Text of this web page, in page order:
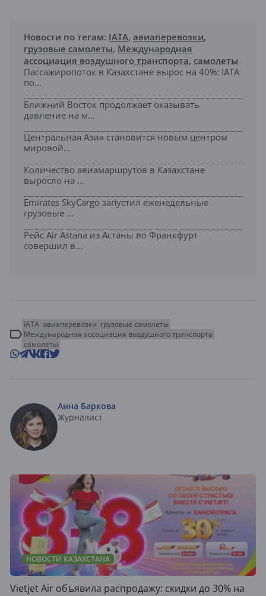
Новости по тегам: IATA, авиаперевозки,
грузовые самолеты, Международная
ассоциация воздушного транспорта, самолеты
Пассажиропоток в Казахстане вырос на 40%: IATA
по...
Ближний Восток продолжает оказывать
давление на м...
Центральная Азия становится новым центром
мировой...
Количество авиамаршрутов в Казахстане
выросло на ...
Emirates SkyCargo запустил еженедельные
грузовые ...
Рейс Air Astana из Астаны во Франкфурт
совершил в...
IATA авиаперевозки грузовые самолеты
Международная ассоциация воздушного транспорта
самолеты
Анна Баркова
Журналист
НОВОСТИ КАЗАХСТАНА
Vietjet Air объявила распродажу: скидки до 30% на